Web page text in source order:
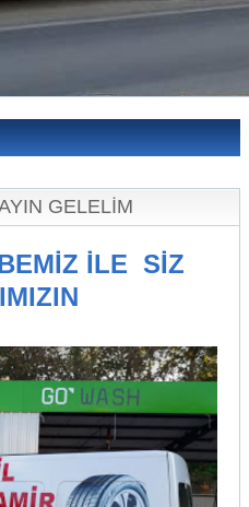
GELELİM
İLE SİZ